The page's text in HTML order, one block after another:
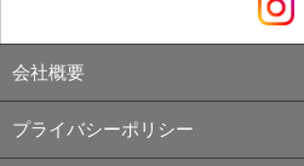
会社概要
プライバシーポリシー